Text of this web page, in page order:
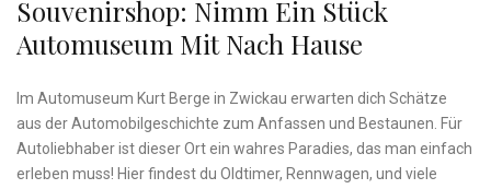
Souvenirshop:⁣ Nimm Ein Stück‍
Automuseum Mit‍ Nach Hause
Im Automuseum Kurt Berge in Zwickau⁢ erwarten dich Schätze
aus ⁤der Automobilgeschichte ⁤zum Anfassen und Bestaunen. ‌Für
Autoliebhaber ist dieser Ort ein wahres Paradies, das⁢ man ​einfach
erleben muss! Hier findest du Oldtimer, Rennwagen, und⁢ viele